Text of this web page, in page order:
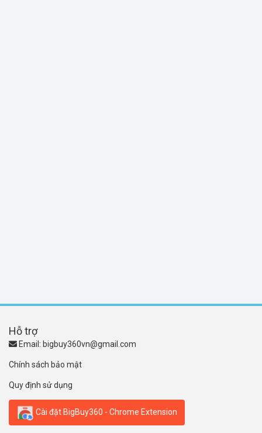
Hỗ trợ
Email: bigbuy360vn@gmail.com
Chính sách bảo mật
Quy định sử dụng
Cài đặt BigBuy360 - Chrome Extension